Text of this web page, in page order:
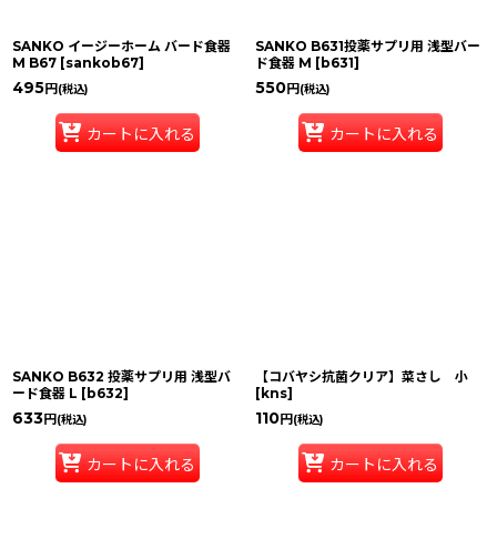
SANKO イージーホーム バード食器
M B67 [sankob67]
495円 (税込)
カートに入れる
SANKO B631投薬サプリ用 浅型バー
ド食器 M [ b631]
550円 (税込)
カートに入れる
SANKO B632 投薬サプリ用 浅型バ
ード食器 L [ b632]
633円 (税込)
カートに入れる
【コバヤシ抗菌クリア】菜さし 小
[ kns]
110円 (税込)
カートに入れる